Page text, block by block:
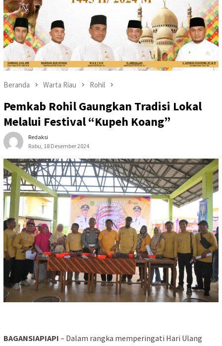
Beranda Warta Riau Rohil
Pemkab Rohil Gaungkan Tradisi Lokal
Melalui Festival “Kupeh Koang”
Redaksi
Rabu, 18 Desember 2024
BAGANSIAPIAPI – Dalam rangka memperingati Hari Ulang